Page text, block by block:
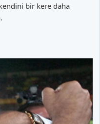
bir kere daha